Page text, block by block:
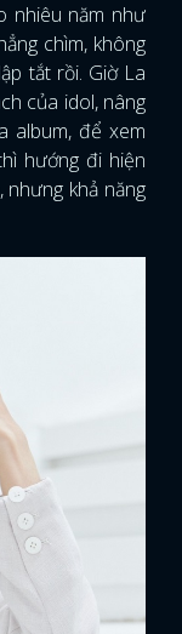
x
nhiêu năm như
chìm, không
tắt rồi. Giờ La
của idol, nâng
album, để xem
hướng đi hiện
khả năng